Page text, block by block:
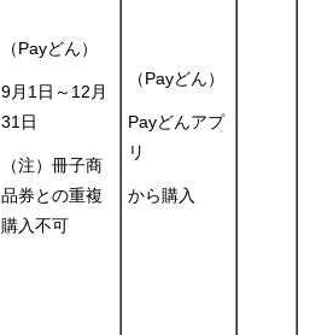
（Payどん）
9月1日～12月
31日
（注）冊子商
品券との重複
購入不可
（Payどん）
Payどんアプ
リ
から購入